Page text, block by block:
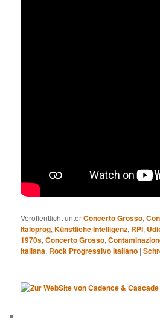
Veröffentlicht unterConcerto Grosso,
Italoprog,Künstliche Intelligenz, RPI,
1970s,Concerto Grosso,
Italiana, Rock Progressivo Italiano |